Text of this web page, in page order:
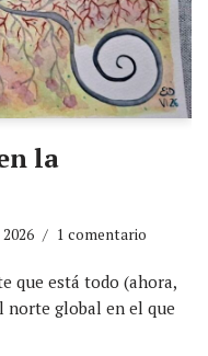
la
1 comentario
que está todo (ahora,
norte global en el que